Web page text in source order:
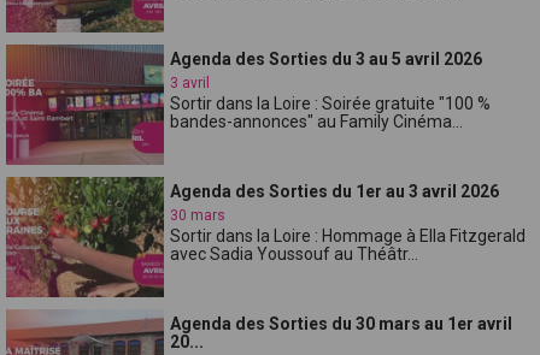
Agenda des Sorties du 3 au 5 avril 2026
3 avril
Sortir dans la Loire : Soirée gratuite "100 %
bandes-annonces" au Family Cinéma...
Agenda des Sorties du 1er au 3 avril 2026
30 mars
Sortir dans la Loire : Hommage à Ella Fitzgerald
avec Sadia Youssouf au Théâtr...
Agenda des Sorties du 30 mars au 1er avril
20...